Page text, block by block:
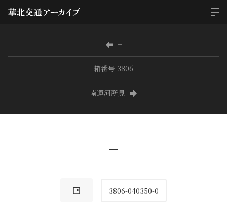
−
箱番号 3806
南運河所見
−
3806-040350-0